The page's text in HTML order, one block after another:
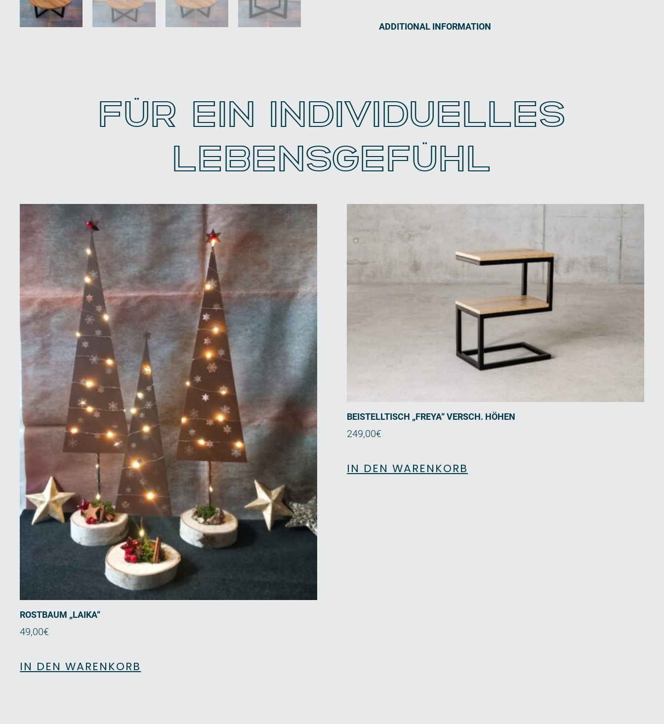
ADDITIONAL INFORMATION
FÜR EIN INDIVIDUELLES
LEBENSGEFÜHL
ROSTBAUM „LAIKA“
49,00€
IN DEN WARENKORB
BEISTELLTISCH „FREYA“ VERSCH. HÖHEN
249,00€
IN DEN WARENKORB